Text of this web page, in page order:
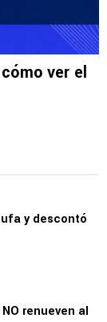
ver el
y descontó
renueven al